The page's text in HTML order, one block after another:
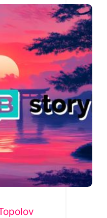
les défis
exemple,
adaptés pour
efficacement